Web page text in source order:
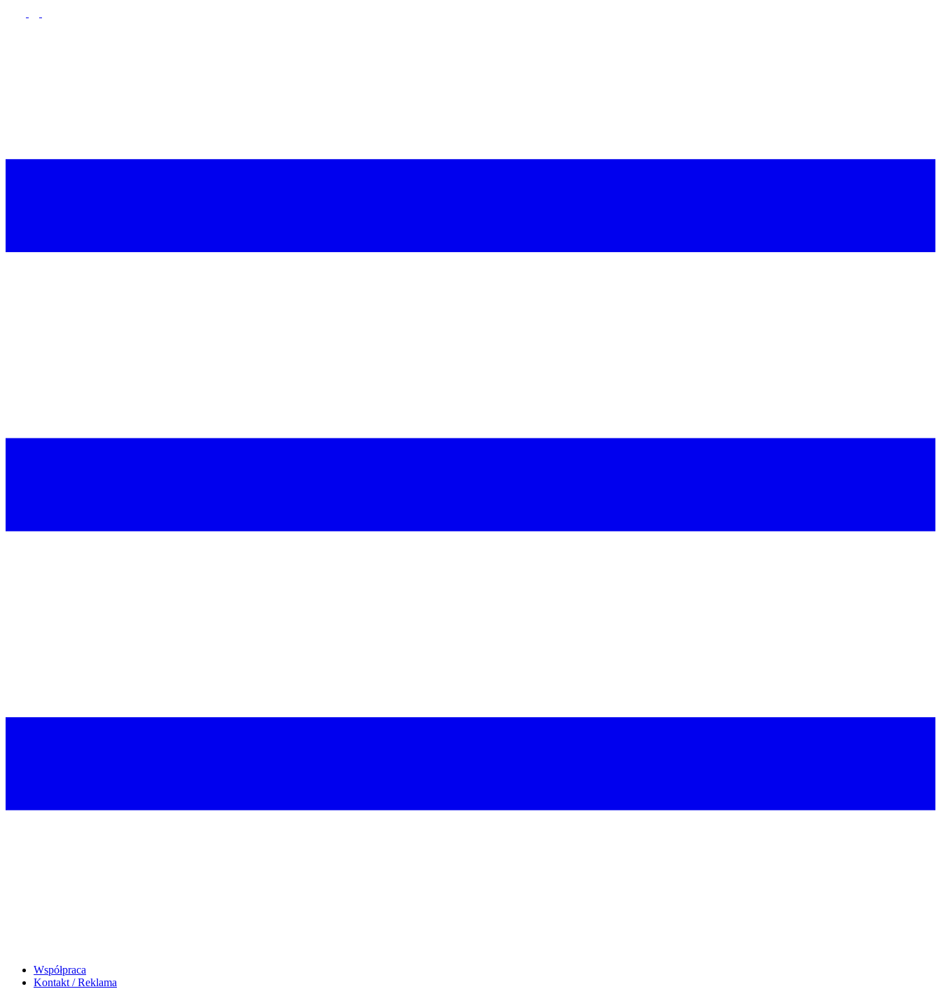
Współpraca
Kontakt / Reklama